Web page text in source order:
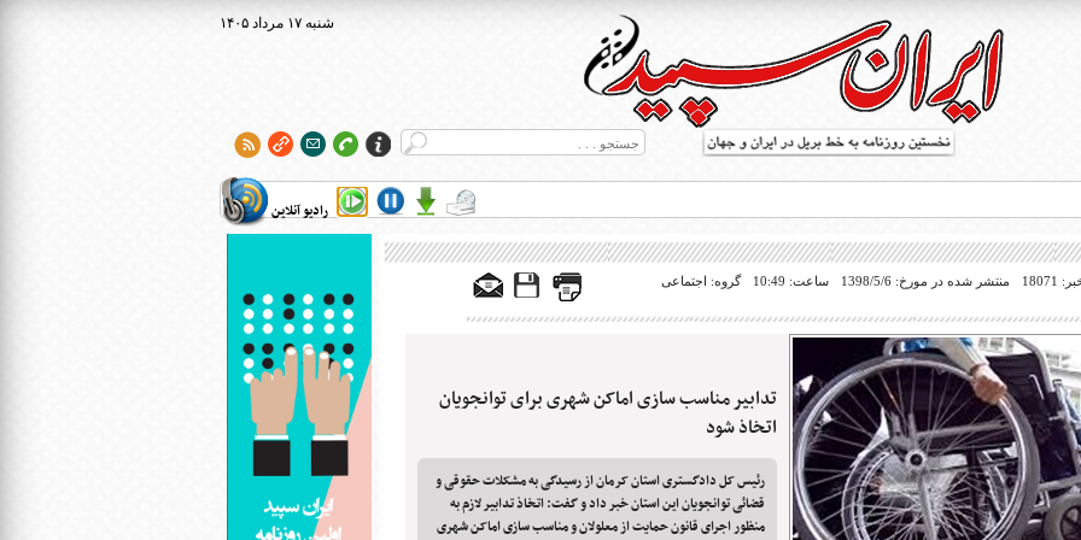
۱۴۰۵ شنبه ۱۷ مرداد
رادیو آنلاین
بریل در جهان
منتشر شده در مورخ: 1398/5/6 ساعت: 10:49 گروه: اجتماعی
تدابیر مناسب سازی اماکن شهری برای توانجویان
اتخاذ شود
رئیس کل دادگستری استان کرمان از رسیدگی به مشکلات حقوقی و
قضائی توانجویان این استان خبر داد و گفت: اتخاذ تدابیر لازم به
منظور اجرای قانون حمایت از معلولان و مناسب سازی اماکن شهری